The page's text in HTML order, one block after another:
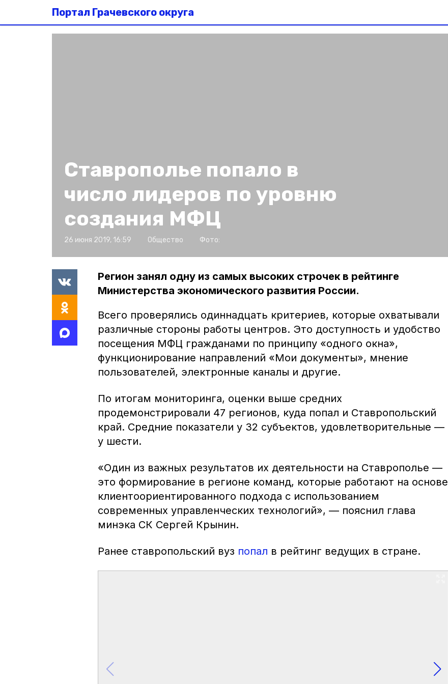
Портал Грачевского округа
Ставрополье попало в
число лидеров по уровню
создания МФЦ
26 июня 2019, 16:59 Общество Фото:
Регион занял одну из самых высоких строчек в рейтинге
Министерства экономического развития России.
Всего проверялись одиннадцать критериев, которые охватывали
различные стороны работы центров. Это доступность и удобство
посещения МФЦ гражданами по принципу «одного окна»,
функционирование направлений «Мои документы», мнение
пользователей, электронные каналы и другие.
По итогам мониторинга, оценки выше средних
продемонстрировали 47 регионов, куда попал и Ставропольский
край. Средние показатели у 32 субъектов, удовлетворительные —
у шести.
«Один из важных результатов их деятельности на Ставрополье —
это формирование в регионе команд, которые работают на основе
клиентоориентированного подхода с использованием
современных управленческих технологий», — пояснил глава
минэка СК Сергей Крынин.
Ранее ставропольский вуз попал в рейтинг ведущих в стране.